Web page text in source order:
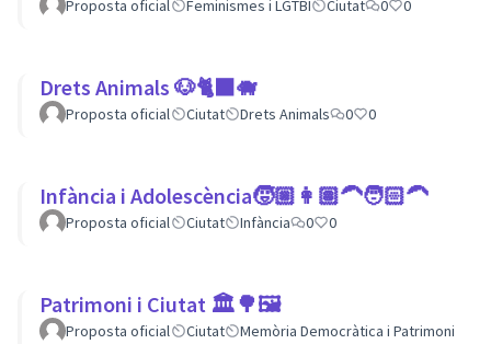
Proposta oficial Feminismes i LGTBI Ciutat 0 0
Drets Animals 🐶🐈‍⬛️🐗
Proposta oficial Ciutat Drets Animals 0 0
Infància i Adolescència🧒🏼👩🏽‍🦱🧑🏻‍🦱
Proposta oficial Ciutat Infància 0 0
Patrimoni i Ciutat 🏛🌳🖼
Proposta oficial Ciutat
Memòria Democràtica i Patrimoni